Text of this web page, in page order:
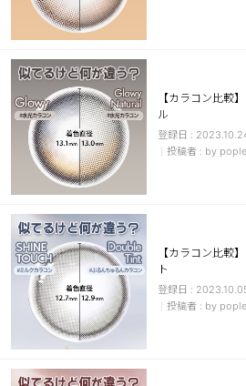
【カラコン比較
ル
by
【カラコン比較
ト
by